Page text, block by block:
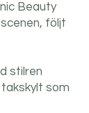
Beauty
följt
stilren
som